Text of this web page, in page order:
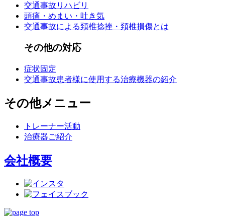
交通事故リハビリ
頭痛・めまい・吐き気
交通事故による頚椎捻挫・頚椎損傷とは
その他の対応
症状固定
交通事故患者様に使用する治療機器の紹介
その他メニュー
トレーナー活動
治療器ご紹介
会社概要